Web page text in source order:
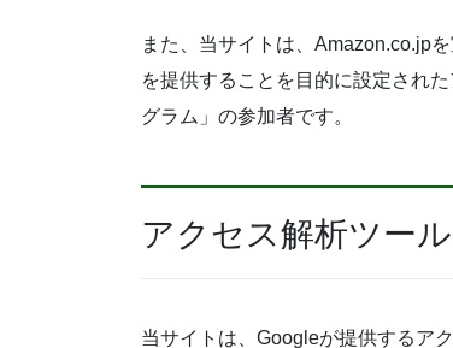
また、当サイトは、Amazon.co.jp
を提供することを目的に設定され
グラム」の参加者です。
アクセス解析ツー
当サイトは、Googleが提供するア